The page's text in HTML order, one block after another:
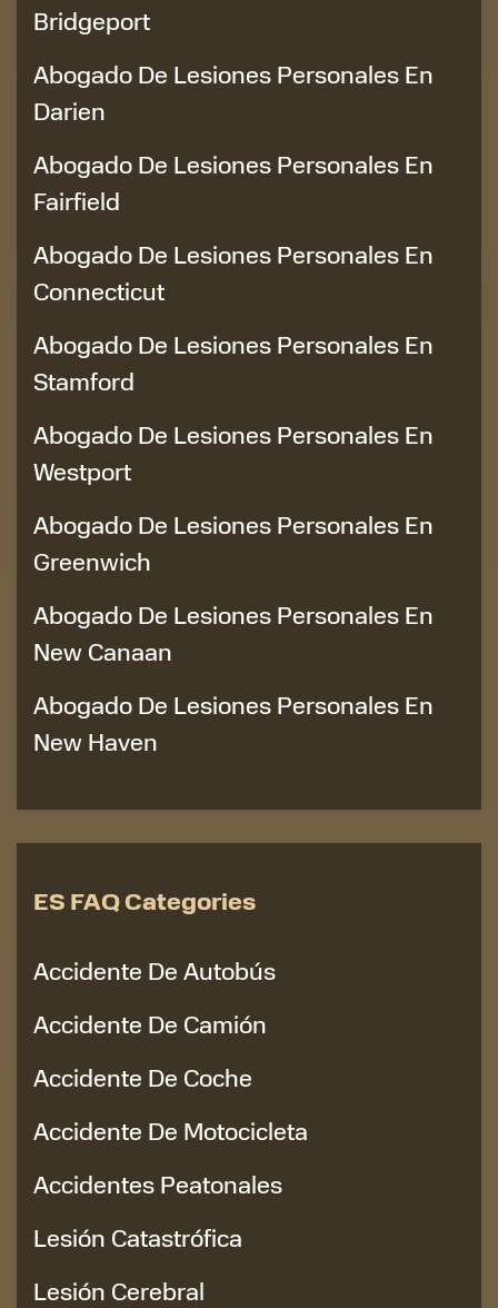
Bridgeport
Abogado De Lesiones Personales En
Darien
Abogado De Lesiones Personales En
Fairfield
Abogado De Lesiones Personales En
Connecticut
Abogado De Lesiones Personales En
Stamford
Abogado De Lesiones Personales En
Westport
Abogado De Lesiones Personales En
Greenwich
Abogado De Lesiones Personales En
New Canaan
Abogado De Lesiones Personales En
New Haven
ES FAQ Categories
Accidente De Autobús
Accidente De Camión
Accidente De Coche
Accidente De Motocicleta
Accidentes Peatonales
Lesión Catastrófica
Lesión Cerebral